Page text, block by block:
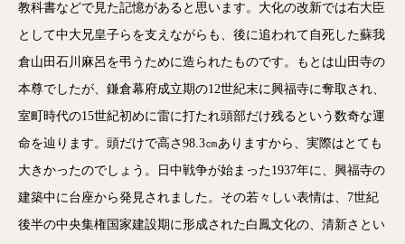
教科書などで見た記憶があると思います。大化の改新では右大臣
として中大兄皇子らを支えながらも、後に追われて自死した蘇我
倉山田石川麻呂を弔うために造られたものです。もとは山田寺の
本尊でしたが、鎌倉幕府成立期の12世紀末に興福寺に奪取され、
室町時代の15世紀初めに雷に打たれ頭部だけ残るという数奇な運
命を辿ります。頭だけで高さ98.3㎝ありますから、実際はとても
大きかったのでしょう。日中戦争が始まった1937年に、興福寺の
建築中に台座から発見されました。その若々しい表情は、7世紀
後半の中央集権国家建設期に形成された白鳳文化の、清新さとい